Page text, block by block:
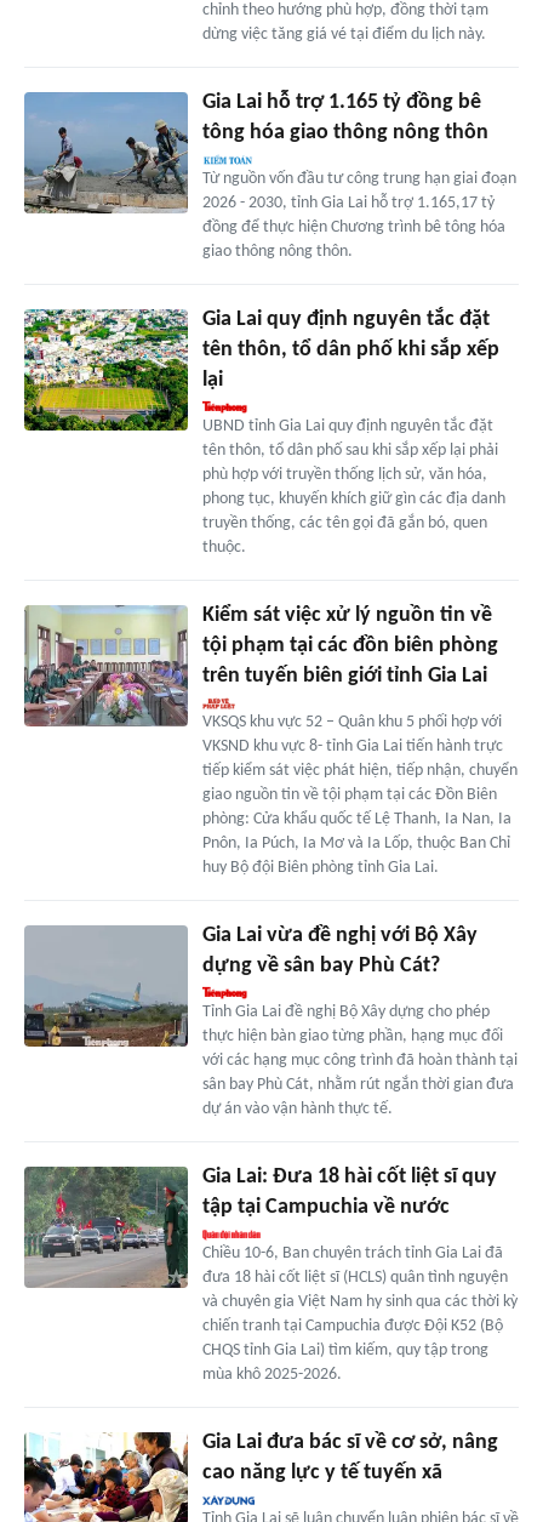
chỉnh theo hướng phù hợp, đồng thời tạm
dừng việc tăng giá vé tại điểm du lịch này.
Gia Lai hỗ trợ 1.165 tỷ đồng bê
tông hóa giao thông nông thôn
Từ nguồn vốn đầu tư công trung hạn giai đoạn
2026 - 2030, tỉnh Gia Lai hỗ trợ 1.165,17 tỷ
đồng để thực hiện Chương trình bê tông hóa
giao thông nông thôn.
Gia Lai quy định nguyên tắc đặt
tên thôn, tổ dân phố khi sắp xếp
lại
UBND tỉnh Gia Lai quy định nguyên tắc đặt
tên thôn, tổ dân phố sau khi sắp xếp lại phải
phù hợp với truyền thống lịch sử, văn hóa,
phong tục, khuyến khích giữ gìn các địa danh
truyền thống, các tên gọi đã gắn bó, quen
thuộc.
Kiểm sát việc xử lý nguồn tin về
tội phạm tại các đồn biên phòng
trên tuyến biên giới tỉnh Gia Lai
VKSQS khu vực 52 – Quân khu 5 phối hợp với
VKSND khu vực 8- tỉnh Gia Lai tiến hành trực
tiếp kiểm sát việc phát hiện, tiếp nhận, chuyển
giao nguồn tin về tội phạm tại các Đồn Biên
phòng: Cửa khẩu quốc tế Lệ Thanh, Ia Nan, Ia
Pnôn, Ia Púch, Ia Mơ và Ia Lốp, thuộc Ban Chỉ
huy Bộ đội Biên phòng tỉnh Gia Lai.
Gia Lai vừa đề nghị với Bộ Xây
dựng về sân bay Phù Cát?
Tỉnh Gia Lai đề nghị Bộ Xây dựng cho phép
thực hiện bàn giao từng phần, hạng mục đối
với các hạng mục công trình đã hoàn thành tại
sân bay Phù Cát, nhằm rút ngắn thời gian đưa
dự án vào vận hành thực tế.
Gia Lai: Đưa 18 hài cốt liệt sĩ quy
tập tại Campuchia về nước
Chiều 10-6, Ban chuyên trách tỉnh Gia Lai đã
đưa 18 hài cốt liệt sĩ (HCLS) quân tình nguyện
và chuyên gia Việt Nam hy sinh qua các thời kỳ
chiến tranh tại Campuchia được Đội K52 (Bộ
CHQS tỉnh Gia Lai) tìm kiếm, quy tập trong
mùa khô 2025-2026.
Gia Lai đưa bác sĩ về cơ sở, nâng
cao năng lực y tế tuyến xã
Tỉnh Gia Lai sẽ luân chuyển luân phiên bác sĩ về